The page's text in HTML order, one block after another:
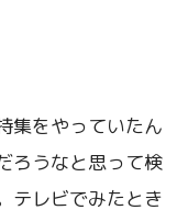
集をやっていたん
ろうなと思って検
テレビでみたとき